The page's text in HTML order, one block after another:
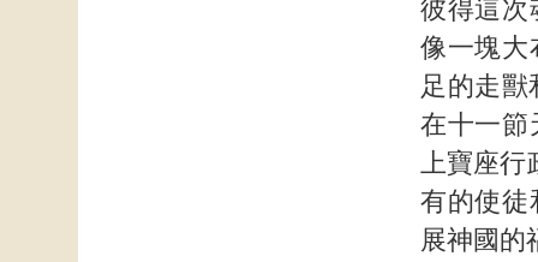
彼得這次
像一塊大
足的走獸
在十一節
上寶座行
有的使徒
展神國的